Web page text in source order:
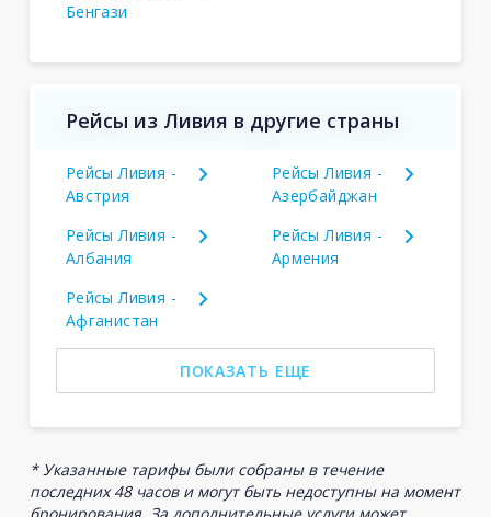
Бенгази
Рейсы из Ливия в другие страны
Рейсы Ливия -
Австрия
Рейсы Ливия -
Азербайджан
Рейсы Ливия -
Албания
Рейсы Ливия -
Армения
Рейсы Ливия -
Афганистан
ПОКАЗАТЬ ЕЩЕ
* Указанные тарифы были собраны в течение
последних 48 часов и могут быть недоступны на момент